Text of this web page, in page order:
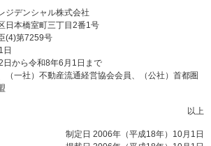
ジデンシャル株式会社
日本橋室町三丁目2番1号
(4)第7259号
日
日から令和8年6月1日まで
（一社）不動産流通経営協会会員、（公社）首都圏
以上
制定日 2006年（平成18年）10月1日